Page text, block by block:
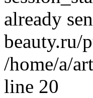
already
beauty.ru/
/home/a/
line 20